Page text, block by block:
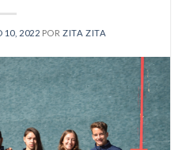
10, 2022 PORZITA ZITA